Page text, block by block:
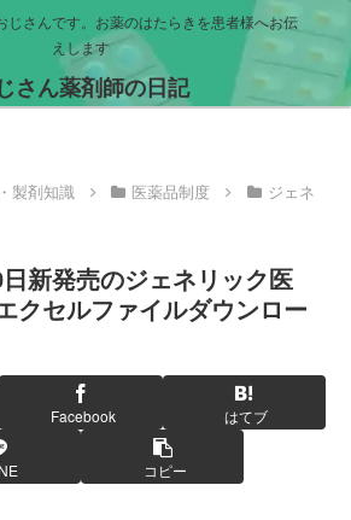
じさんです。お薬のはたらきを患者様へお伝
えします
さん薬剤師の日記
製剤知識 医薬品制度
ジェネ
新発売のジェネリック医
クセルファイルダウンロー
Facebook はてブ
コピー